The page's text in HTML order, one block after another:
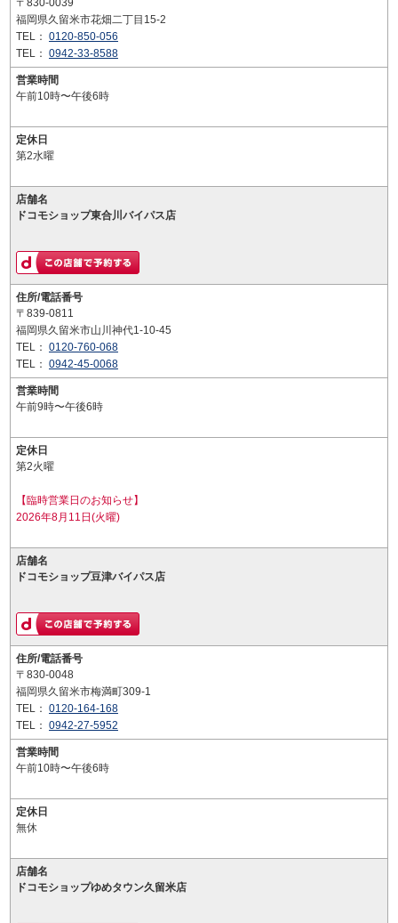
〒830-0039
福岡県久留米市花畑二丁目15-2
TEL： 0120-850-056
TEL： 0942-33-8588
営業時間
午前10時〜午後6時
定休日
第2水曜
店舗名
ドコモショップ東合川バイパス店
住所/電話番号
〒839-0811
福岡県久留米市山川神代1-10-45
TEL： 0120-760-068
TEL： 0942-45-0068
営業時間
午前9時〜午後6時
定休日
第2火曜
【臨時営業日のお知らせ】
2026年8月11日(火曜)
店舗名
ドコモショップ豆津バイパス店
住所/電話番号
〒830-0048
福岡県久留米市梅満町309-1
TEL： 0120-164-168
TEL： 0942-27-5952
営業時間
午前10時〜午後6時
定休日
無休
店舗名
ドコモショップゆめタウン久留米店